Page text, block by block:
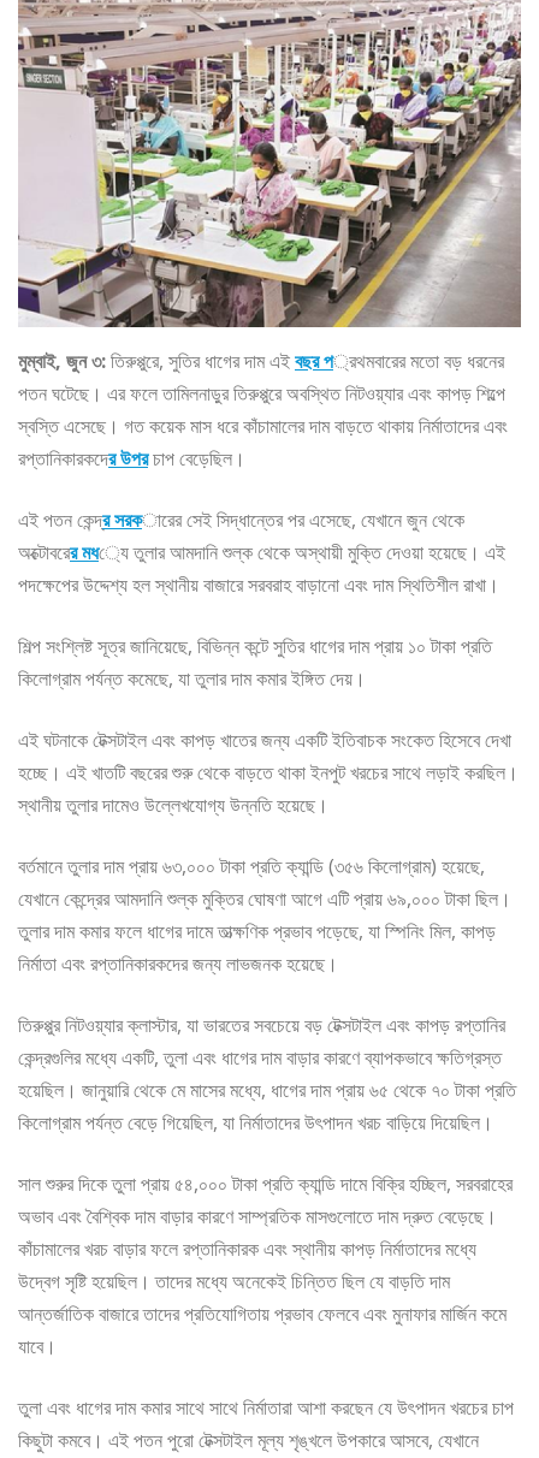
মুম্বাই, জুন ৩:তিরুপ্পুরে, সুতির ধাগের দাম এইবছর প্রথমবারের মতো বড় ধরনের
পতন ঘটেছে। এর ফলে তামিলনাড়ুর তিরুপ্পুরে অবস্থিত নিটওয়্যার এবং কাপড় শিল্পে
স্বস্তি এসেছে। গত কয়েক মাস ধরে কাঁচামালের দাম বাড়তে থাকায় নির্মাতাদের এবং
রপ্তানিকারকদের উপরচাপ বেড়েছিল।
এই পতন কেন্দ্র সরকারের সেই সিদ্ধান্তের পর এসেছে, যেখানে জুন থেকে
অক্টোবরের মধ্যে তুলার আমদানি শুল্ক থেকে অস্থায়ী মুক্তি দেওয়া হয়েছে। এই
পদক্ষেপের উদ্দেশ্য হল স্থানীয় বাজারে সরবরাহ বাড়ানো এবং দাম স্থিতিশীল রাখা।
শিল্প সংশ্লিষ্ট সূত্র জানিয়েছে, বিভিন্ন কন্টে সুতির ধাগের দাম প্রায় ১০ টাকা প্রতি
কিলোগ্রাম পর্যন্ত কমেছে, যা তুলার দাম কমার ইঙ্গিত দেয়।
এই ঘটনাকে টেক্সটাইল এবং কাপড় খাতের জন্য একটি ইতিবাচক সংকেত হিসেবে দেখা
হচ্ছে। এই খাতটি বছরের শুরু থেকে বাড়তে থাকা ইনপুট খরচের সাথে লড়াই করছিল।
স্থানীয় তুলার দামেও উল্লেখযোগ্য উন্নতি হয়েছে।
বর্তমানে তুলার দাম প্রায় ৬৩,০০০ টাকা প্রতি ক্যান্ডি (৩৫৬ কিলোগ্রাম) হয়েছে,
যেখানে কেন্দ্রের আমদানি শুল্ক মুক্তির ঘোষণা আগে এটি প্রায় ৬৯,০০০ টাকা ছিল।
তুলার দাম কমার ফলে ধাগের দামে তাত্ক্ষণিক প্রভাব পড়েছে, যা স্পিনিং মিল, কাপড়
নির্মাতা এবং রপ্তানিকারকদের জন্য লাভজনক হয়েছে।
তিরুপ্পুর নিটওয়্যার ক্লাস্টার, যা ভারতের সবচেয়ে বড় টেক্সটাইল এবং কাপড় রপ্তানির
কেন্দ্রগুলির মধ্যে একটি, তুলা এবং ধাগের দাম বাড়ার কারণে ব্যাপকভাবে ক্ষতিগ্রস্ত
হয়েছিল। জানুয়ারি থেকে মে মাসের মধ্যে, ধাগের দাম প্রায় ৬৫ থেকে ৭০ টাকা প্রতি
কিলোগ্রাম পর্যন্ত বেড়ে গিয়েছিল, যা নির্মাতাদের উৎপাদন খরচ বাড়িয়ে দিয়েছিল।
সাল শুরুর দিকে তুলা প্রায় ৫৪,০০০ টাকা প্রতি ক্যান্ডি দামে বিক্রি হচ্ছিল, সরবরাহের
অভাব এবং বৈশ্বিক দাম বাড়ার কারণে সাম্প্রতিক মাসগুলোতে দাম দ্রুত বেড়েছে।
কাঁচামালের খরচ বাড়ার ফলে রপ্তানিকারক এবং স্থানীয় কাপড় নির্মাতাদের মধ্যে
উদ্বেগ সৃষ্টি হয়েছিল। তাদের মধ্যে অনেকেই চিন্তিত ছিল যে বাড়তি দাম
আন্তর্জাতিক বাজারে তাদের প্রতিযোগিতায় প্রভাব ফেলবে এবং মুনাফার মার্জিন কমে
যাবে।
তুলা এবং ধাগের দাম কমার সাথে সাথে নির্মাতারা আশা করছেন যে উৎপাদন খরচের চাপ
কিছুটা কমবে। এই পতন পুরো টেক্সটাইল মূল্য শৃঙ্খলে উপকারে আসবে, যেখানে